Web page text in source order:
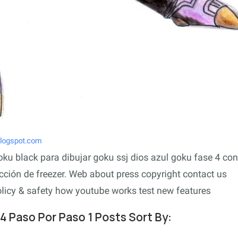
black para dibujar goku ssj dios azul goku fase 4 con
de freezer. Web about press copyright contact us
& safety how youtube works test new features
Paso Por Paso 1 Posts Sort By: